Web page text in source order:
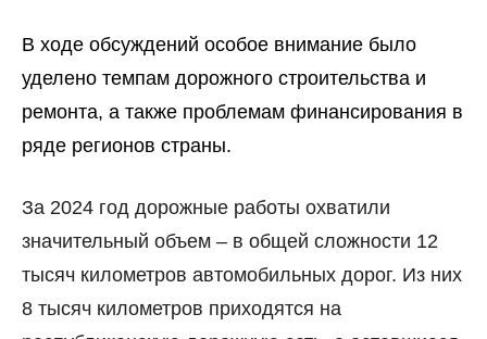
В ходе обсуждений особое внимание было
уделено темпам дорожного строительства и
ремонта, а также проблемам финансирования в
ряде регионов страны.
За 2024 год дорожные работы охватили
значительный объем – в общей сложности 12
тысяч километров автомобильных дорог. Из них
8 тысяч километров приходятся на